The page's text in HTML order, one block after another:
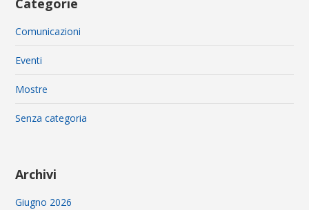
Categorie
Comunicazioni
Eventi
Mostre
Senza categoria
Archivi
Giugno 2026